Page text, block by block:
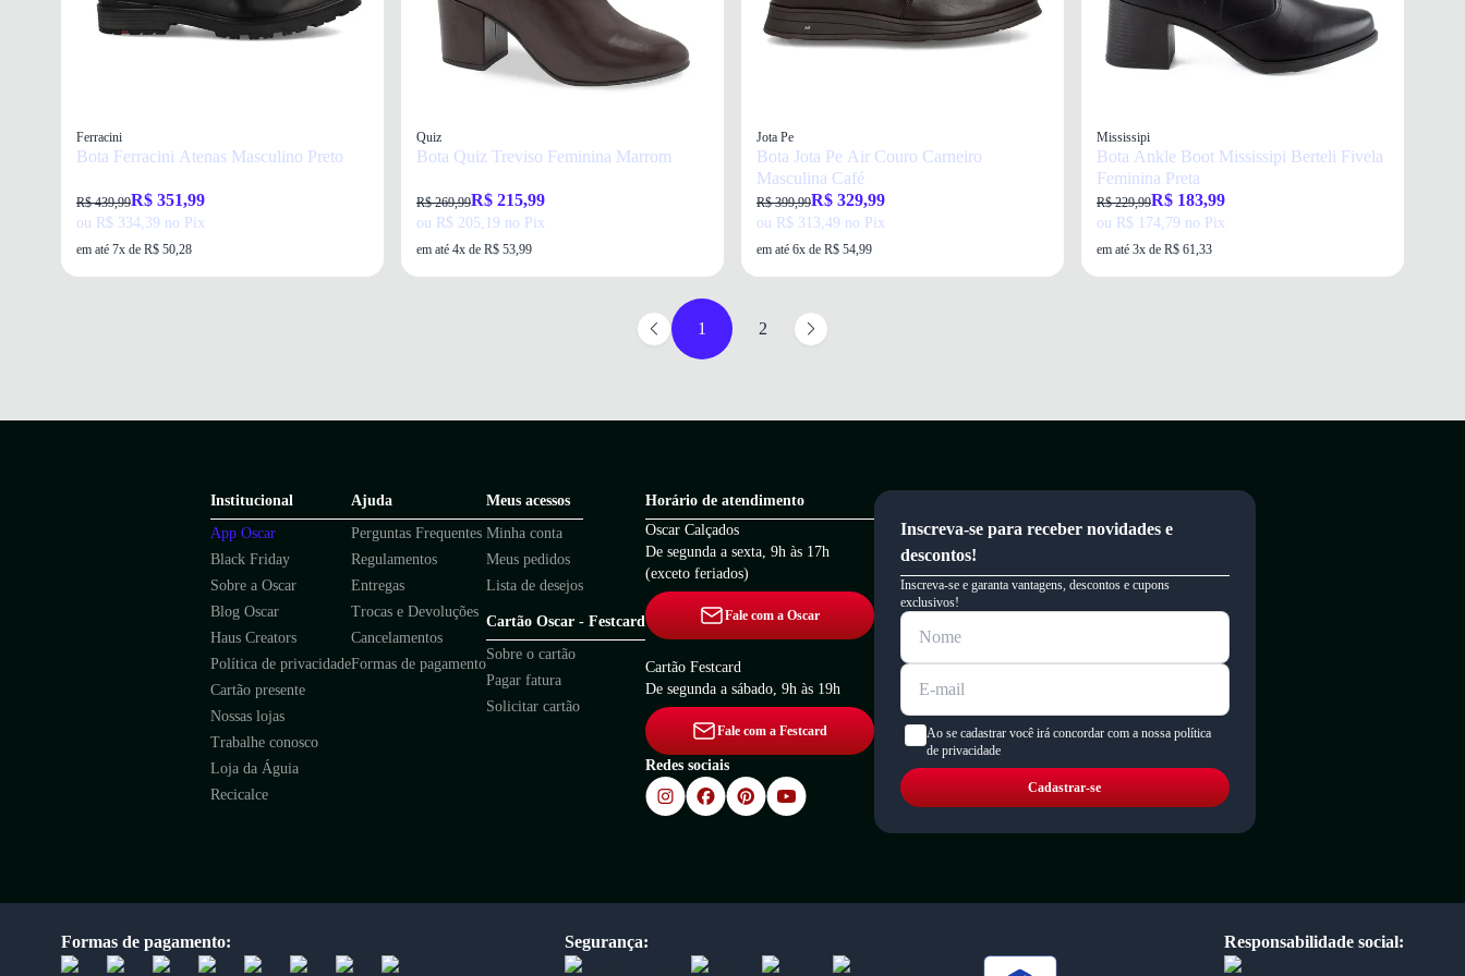
Ferracini
Bota Ferracini Atenas Masculino Preto
R$ 439,99R$ 351,99
ou R$ 334,39 no Pix
em até 7x de R$ 50,28
Quiz
Bota Quiz Treviso Feminina Marrom
R$ 269,99R$ 215,99
ou R$ 205,19 no Pix
em até 4x de R$ 53,99
Jota Pe
Bota Jota Pe Air Couro Carneiro
Masculina Café
R$ 399,99R$ 329,99
ou R$ 313,49 no Pix
em até 6x de R$ 54,99
Mississipi
Bota Ankle Boot Mississipi Berteli Fivela
Feminina Preta
R$ 229,99R$ 183,99
ou R$ 174,79 no Pix
em até 3x de R$ 61,33
1 2
Institucional
App Oscar
Black Friday
Sobre a Oscar
Blog Oscar
Haus Creators
Política de privacidade
Cartão presente
Nossas lojas
Trabalhe conosco
Loja da Águia
Recicalce
Ajuda
Perguntas Frequentes
Regulamentos
Entregas
Trocas e Devoluções
Cancelamentos
Formas de pagamento
Meus acessos
Minha conta
Meus pedidos
Lista de desejos
Cartão Oscar - Festcard
Sobre o cartão
Pagar fatura
Solicitar cartão
Horário de atendimento
Oscar Calçados
De segunda a sexta, 9h às 17h
(exceto feriados)
Fale com a Oscar
Cartão Festcard
De segunda a sábado, 9h às 19h
Fale com a Festcard
Redes sociais
Inscreva-se para receber novidades e
descontos!
Inscreva-se e garanta vantagens, descontos e cupons
exclusivos!
Ao se cadastrar você irá concordar com a nossa política
de privacidade
Cadastrar-se
Formas de pagamento: Segurança: Responsabilidade social: